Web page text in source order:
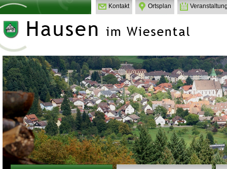
Kontakt Ortsplan